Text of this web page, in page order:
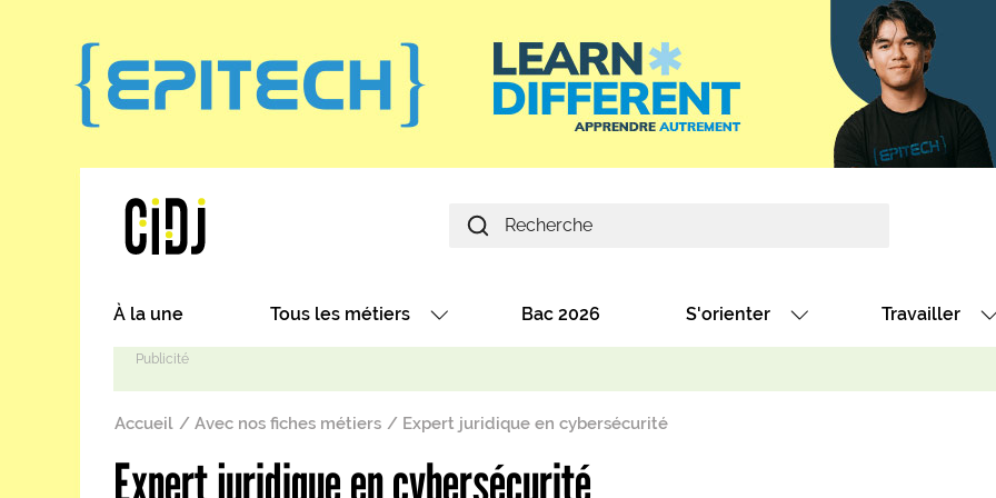
Main navigation
À la une Tous les métiers
Les métiers par centres d'intérêt
Bac 2026 S'orienter Travailler
Fil d'Ariane
Accueil Avec nos fiches métiers Expert juridique en cybersécurité
Expert juridique en cybersécurité